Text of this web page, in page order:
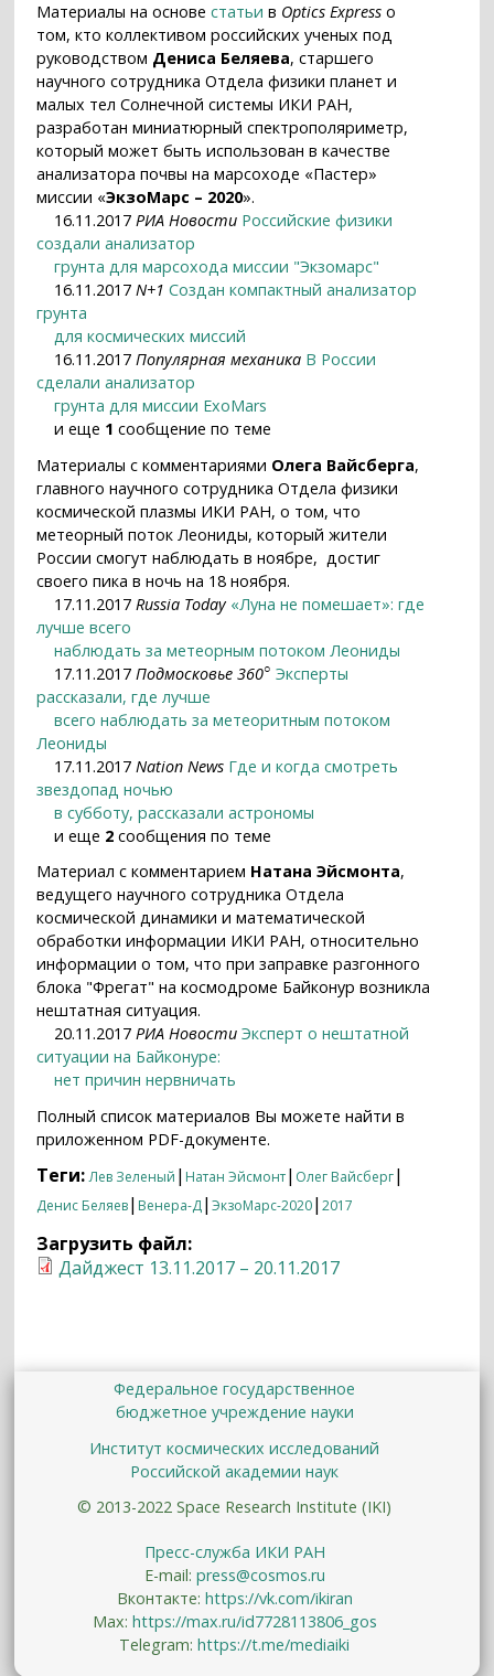
Материалы на основестатьи в Optics Express о
том, кто коллективом российских ученых под
руководством Дениса Беляева, старшего
научного сотрудника Отдела физики планет и
малых тел Солнечной системы ИКИ РАН,
разработан миниатюрный спектрополяриметр,
который может быть использован в качестве
анализатора почвы на марсоходе «Пастер»
миссии «ЭкзоМарс – 2020».
16.11.2017РИА Новости Российские физики
создали анализатор
грунта для марсохода миссии "Экзомарс"
16.11.2017N+1 Создан компактный анализатор
грунта
для космических миссий
16.11.2017Популярная механика В России
сделали анализатор
грунта для миссии ExoMars
и еще 1 сообщение по теме
Материалы с комментариями Олега Вайсберга,
главного научного сотрудника Отдела физики
космической плазмы ИКИ РАН, о том, что
метеорный поток Леониды, который жители
России смогут наблюдать в ноябре, достиг
своего пика в ночь на 18 ноября.
17.11.2017 Russia Today «Луна не помешает»: где
лучше всего
наблюдать за метеорным потоком Леониды
17.11.2017 Подмосковье 360○ Эксперты
рассказали, где лучше
всего наблюдать за метеоритным потоком
Леониды
17.11.2017 Nation News Где и когда смотреть
звездопад ночью
в субботу, рассказали астрономы
и еще 2 сообщения по теме
Материал с комментарием Натана Эйсмонта,
ведущего научного сотрудника Отдела
космической динамики и математической
обработки информации ИКИ РАН, относительно
информации о том, что при заправке разгонного
блока "Фрегат" на космодроме Байконур возникла
нештатная ситуация.
20.11.2017РИА Новости Эксперт о нештатной
ситуации на Байконуре:
нет причин нервничать
Полный список материалов Вы можете найти в
приложенном PDF-документе.
Теги:Лев Зеленый | Натан Эйсмонт| Олег Вайсберг|
Денис Беляев| Венера-Д|ЭкзоМарс-2020|2017
Загрузить файл:
Дайджест 13.11.2017 – 20.11.2017
Федеральное государственное
бюджетное учреждение науки
Институт космических исследований
Российской академии наук
© 2013-2022 Space Research Institute (IKI)
Пресс-служба ИКИ РАН
E-mail: press@cosmos.ru
Вконтакте: https://vk.com/ikiran
Max: https://max.ru/id7728113806_gos
Telegram:https://t.me/mediaiki